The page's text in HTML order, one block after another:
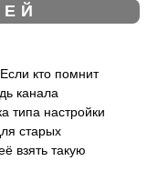
кто помнит
канала
типа настройки
старых
взять такую